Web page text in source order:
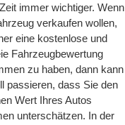
immer wichtiger. Wenn
verkaufen wollen,
eine kostenlose und
Fahrzeugbewertung
zu haben, dann kann
passieren, dass Sie den
Wert Ihres Autos
unterschätzen. In der